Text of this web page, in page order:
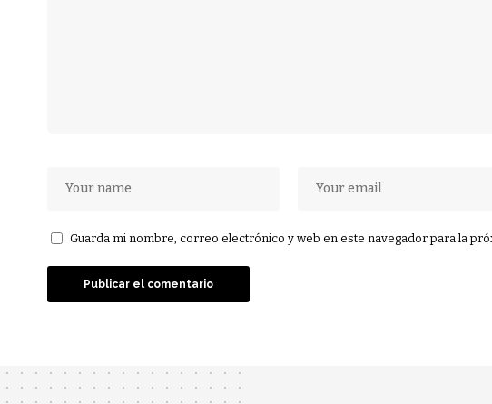
Guarda mi nombre, correo electrónico y web en este navegador para la